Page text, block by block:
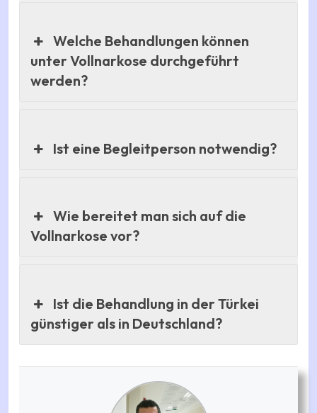
Welche Behandlungen können
unter Vollnarkose durchgeführt
werden?
Ist eine Begleitperson notwendig?
Wie bereitet man sich auf die
Vollnarkose vor?
Ist die Behandlung in der Türkei
günstiger als in Deutschland?